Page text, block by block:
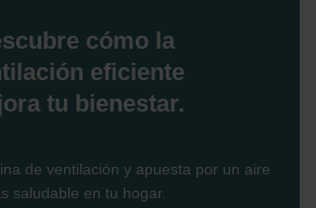
cómo la
eficiente
tu bienestar.
de ventilación y apuesta por un aire
saludable en tu hogar.